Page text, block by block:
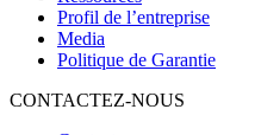
Profil de l’entreprise
Media
Politique de Garantie
CONTACTEZ-NOUS